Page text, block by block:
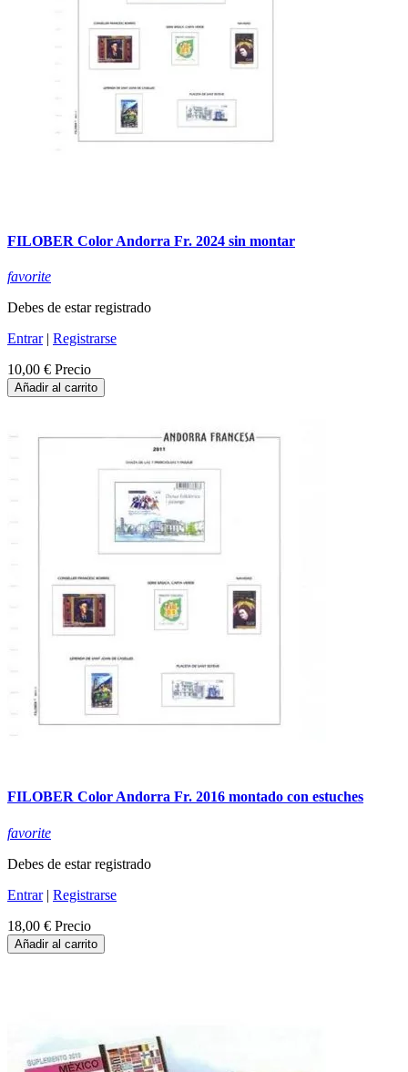
FILOBER Color Andorra Fr. 2024 sin montar
favorite
Debes de estar registrado
Entrar| Registrarse
10,00 € Precio
Añadir al carrito
FILOBER Color Andorra Fr. 2016 montado con estuches
favorite
Debes de estar registrado
Entrar| Registrarse
18,00 € Precio
Añadir al carrito